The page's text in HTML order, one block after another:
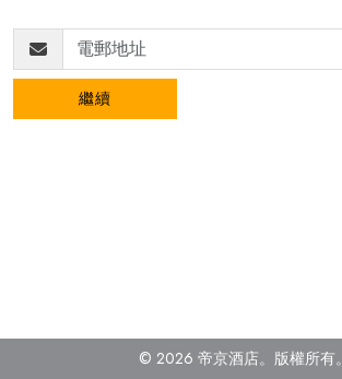
繼續
© 2026 帝京酒店。 版權所有。